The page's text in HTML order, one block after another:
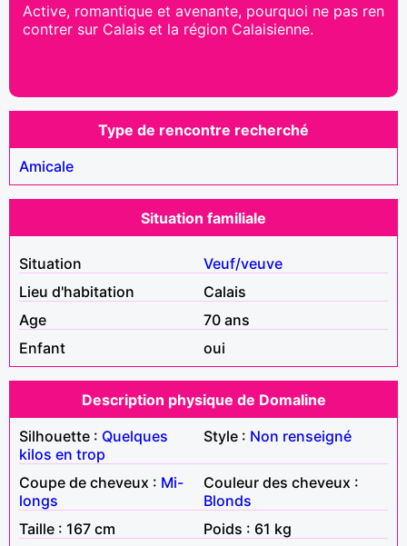
Active, romantique et avenante, pourquoi ne pas ren
contrer sur Calais et la région Calaisienne.
Type de rencontre recherché
Amicale
Situation familiale
Situation
Veuf/veuve
Lieu d'habitation
Calais
Age
70 ans
Enfant
oui
Description physique de Domaline
Silhouette : Quelques
kilos en trop
Style : Non renseigné
Coupe de cheveux : Mi-
longs
Couleur des cheveux :
Blonds
Taille : 167 cm
Poids : 61 kg